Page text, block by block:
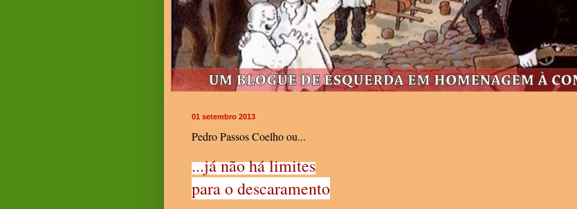
01 setembro 2013
Pedro Passos Coelho ou...
...já não há limites
para o descaramento